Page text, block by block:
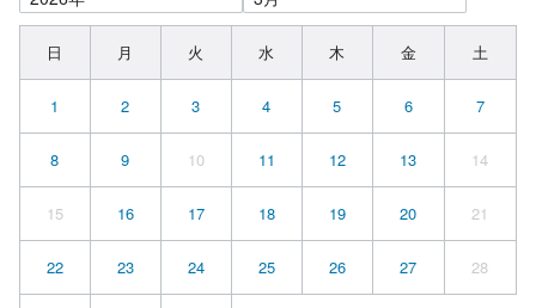
日 月 火 水 木 金 土
1 2 3 4 5 6 7
8 9 10 11 12 13 14
15 16 17 18 19 20 21
22 23 24 25 26 27 28